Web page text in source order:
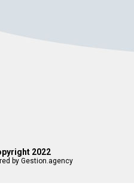
2022
by Gestion.agency